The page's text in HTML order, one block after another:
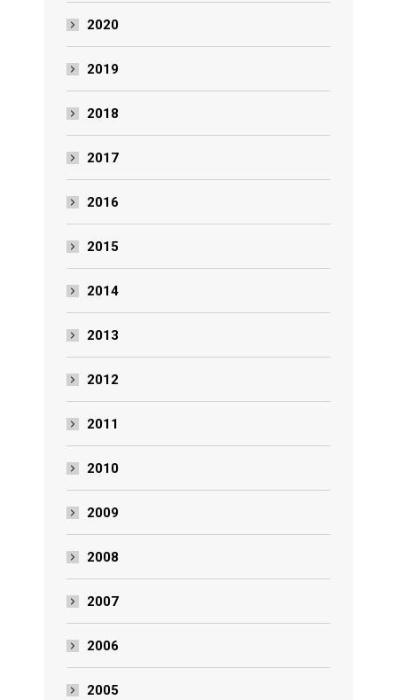
2020
2019
2018
2017
2016
2015
2014
2013
2012
2011
2010
2009
2008
2007
2006
2005